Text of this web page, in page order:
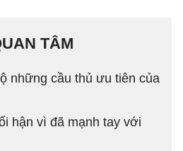
TÂM
những cầu thủ ưu tiên của
hận vì đã mạnh tay với